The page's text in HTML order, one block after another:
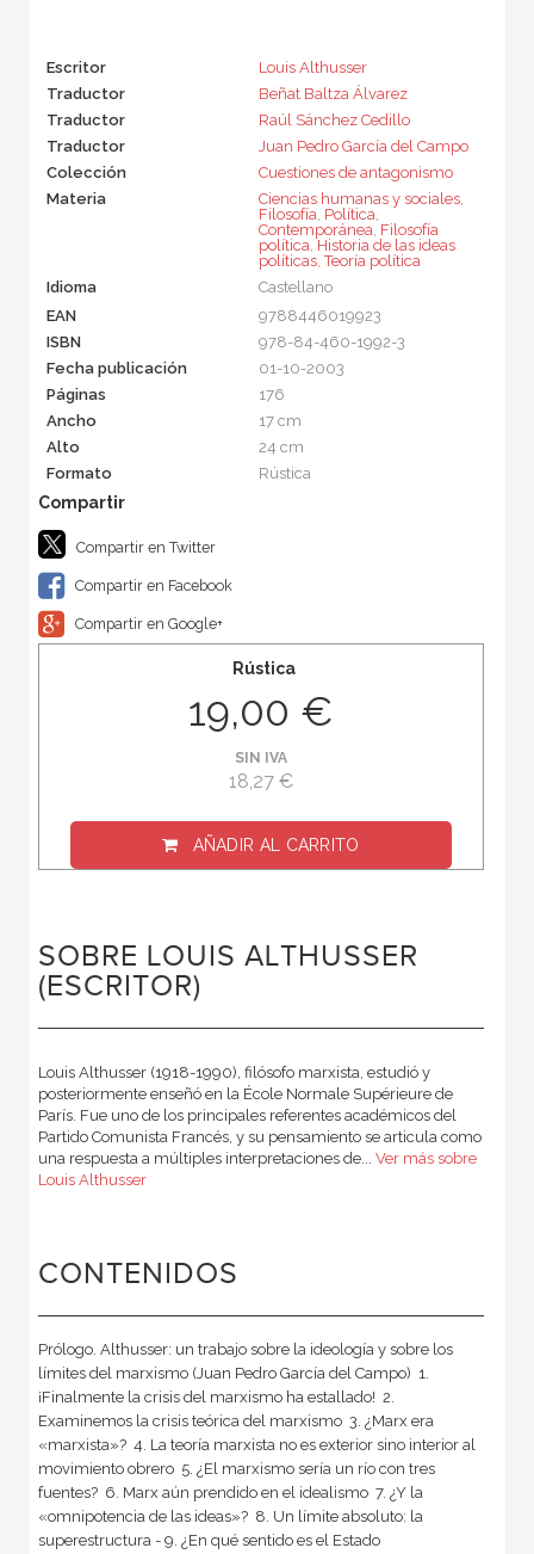
Escritor
Louis Althusser
Traductor
Beñat Baltza Álvarez
Traductor
Raúl Sánchez Cedillo
Traductor
Juan Pedro García del Campo
Colección
Cuestiones de antagonismo
Materia
Ciencias humanas y sociales,
Filosofía, Política,
Contemporánea, Filosofía
política, Historia de las ideas
políticas,Teoría política
Idioma
Castellano
EAN
9788446019923
ISBN
978-84-460-1992-3
Fecha publicación
01-10-2003
Páginas
176
Ancho
17 cm
Alto
24 cm
Formato
Rústica
Compartir en Twitter
Compartir en Facebook
Compartir en Google+
Rústica
19,00 €
SIN IVA
18,27 €
AÑADIR AL CARRITO
SOBRE LOUIS ALTHUSSER
(ESCRITOR)
Louis Althusser (1918-1990), filósofo marxista, estudió y
posteriormente enseñó en la École Normale Supérieure de
París. Fue uno de los principales referentes académicos del
Partido Comunista Francés, y su pensamiento se articula como
una respuesta a múltiples interpretaciones de... Ver más sobre
Louis Althusser
CONTENIDOS
Prólogo. Althusser: un trabajo sobre la ideología y sobre los
límites del marxismo (Juan Pedro García del Campo)  1.
¡Finalmente la crisis del marxismo ha estallado!  2.
Examinemos la crisis teórica del marxismo  3. ¿Marx era
«marxista»?  4. La teoría marxista no es exterior sino interior al
movimiento obrero  5. ¿El marxismo sería un río con tres
fuentes?  6. Marx aún prendido en el idealismo  7. ¿Y la
«omnipotencia de las ideas»?  8. Un límite absoluto: la
superestructura - 9. ¿En qué sentido es el Estado